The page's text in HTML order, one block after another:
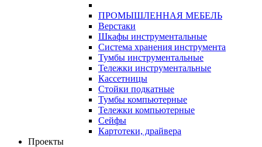
ПРОМЫШЛЕННАЯ МЕБЕЛЬ
Верстаки
Шкафы инструментальные
Система хранения инструмента
Тумбы инструментальные
Тележки инструментальные
Кассетницы
Стойки подкатные
Тумбы компьютерные
Тележки компьютерные
Сейфы
Картотеки, драйвера
Проекты